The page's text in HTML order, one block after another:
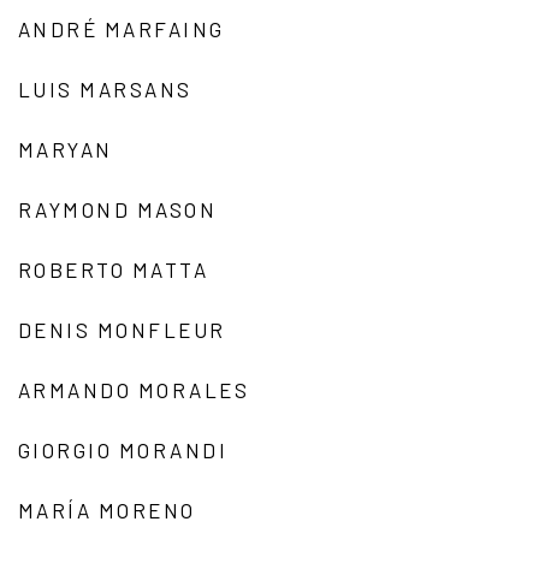
ANDRÉ MARFAING
LUIS MARSANS
MARYAN
RAYMOND MASON
ROBERTO MATTA
DENIS MONFLEUR
ARMANDO MORALES
GIORGIO MORANDI
MARÍA MORENO